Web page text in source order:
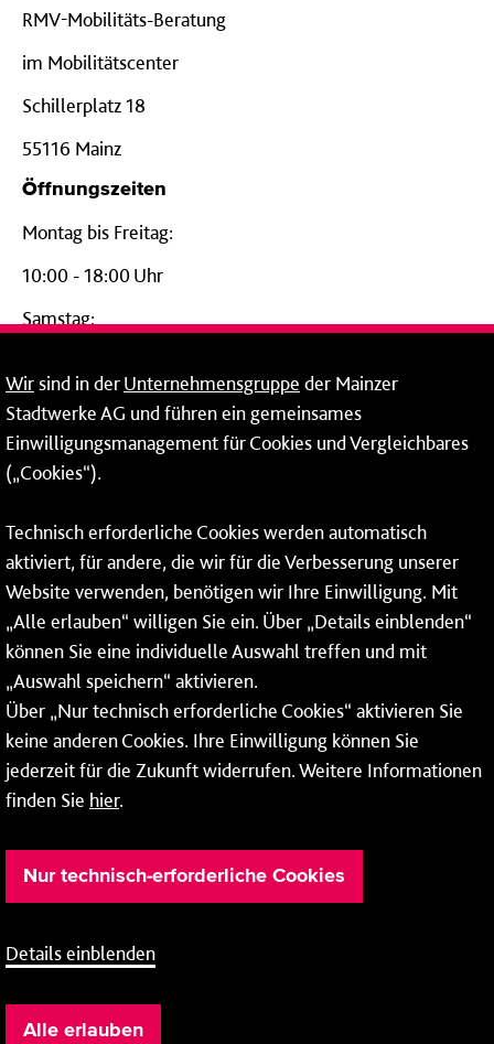
RMV-Mobilitäts-Beratung
im Mobilitätscenter
Schillerplatz 18
55116 Mainz
Öffnungszeiten
Montag bis Freitag:
10:00 - 18:00 Uhr
Samstag:
24-Stunden-Telefon*
06131 – 12 77 77
Fax: 06131 – 12 66 66
* Montags bis freitags bis 7 und ab 18 Uhr sowie an
Wochenenden und Feiertagen ganztags werden Ihre
Anrufe je nach Themenauswahl an ein Callcenter des
RMV oder von nextbike weitergeleitet. Dort erhalten Sie
ausschließlich Auskünfte zum Fahrplan bzw. zu
meinRad.
Wirsind in derUnternehmensgruppe der Mainzer
Stadtwerke AG und führen ein gemeinsames
Einwilligungsmanagement für Cookies und Vergleichbares
(„Cookies“).
Technisch erforderliche Cookies werden automatisch
aktiviert, für andere, die wir für die Verbesserung unserer
Website verwenden, benötigen wir Ihre Einwilligung. Mit
„Alle erlauben“ willigen Sie ein. Über „Details einblenden“
können Sie eine individuelle Auswahl treffen und mit
„Auswahl speichern“ aktivieren.
Über „Nur technisch erforderliche Cookies“ aktivieren Sie
keine anderen Cookies. Ihre Einwilligung können Sie
jederzeit für die Zukunft widerrufen. Weitere Informationen
finden Sie hier.
Nur technisch-erforderliche Cookies
Details einblenden
Alle erlauben